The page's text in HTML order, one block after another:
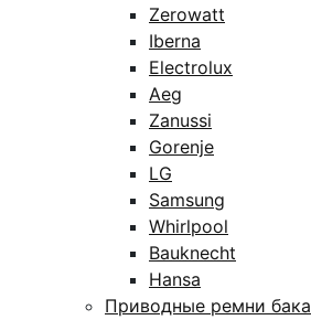
Zerowatt
Iberna
Electrolux
Aeg
Zanussi
Gorenje
LG
Samsung
Whirlpool
Bauknecht
Hansa
Приводные ремни бака